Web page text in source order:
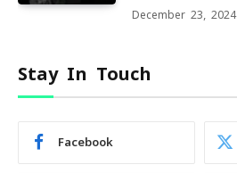
December 23, 2024
Stay In Touch
Facebook